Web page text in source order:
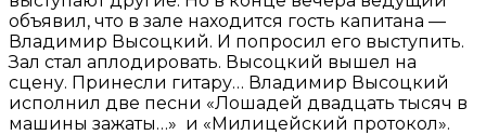
объявил, что в зале находится гость капитана —
Владимир Высоцкий. И попросил его выступить.
Зал стал аплодировать. Высоцкий вышел на
сцену. Принесли гитару… Владимир Высоцкий
исполнил две песни «Лошадей двадцать тысяч в
машины зажаты…» и «Милицейский протокол».